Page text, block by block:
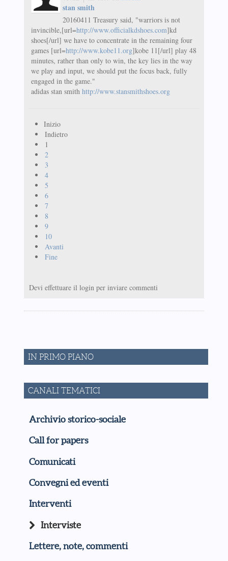
stan smith
20160411 Treasury said, "warriors is not
invincible,[url=http://www.officialkdshoes.com]kd
shoes[/url] we have to concentrate in the remaining four
games [url=http://www.kobe11.org]kobe 11[/url] play 48
minutes, rather than only to win, the key lies in the way
we play and input, we should put the focus back, fully
engaged in the game."
adidas stan smith http://www.stansmithshoes.org
Inizio
Indietro
1
2
3
4
5
6
7
8
9
10
Avanti
Fine
Devi effettuare il login per inviare commenti
IN PRIMO PIANO
CANALI TEMATICI
Archivio storico-sociale
Call for papers
Comunicati
Convegni ed eventi
Interventi
Interviste
Lettere, note, commenti